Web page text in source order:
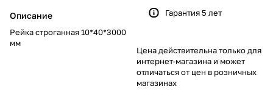
Описание
Рейка строганная 10*40*3000
мм
Гарантия 5 лет
Цена действительна только для
интернет-магазина и может
отличаться от цен в розничных
магазинах